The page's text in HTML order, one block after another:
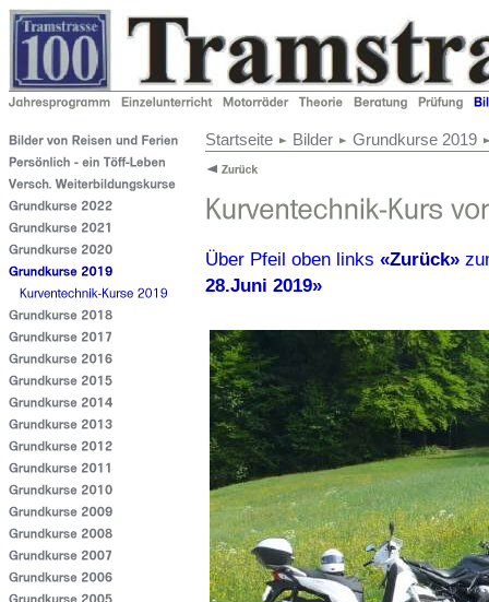
Startseite Bilder Grundkurse 2019
Über Pfeil oben links «Zurück»
28.Juni 2019»